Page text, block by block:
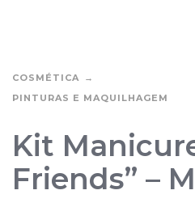
COSMÉTICA
PINTURAS E MAQUILHAGEM
Kit
Friends” –